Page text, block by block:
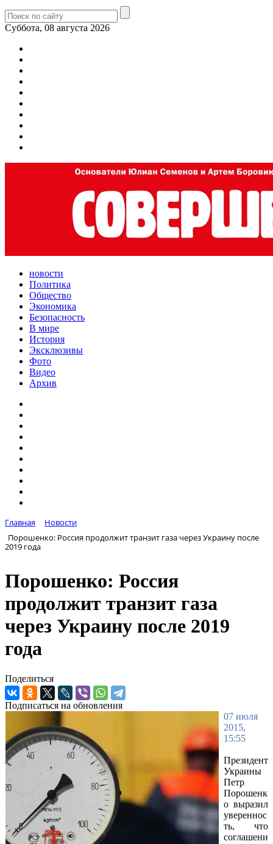
Суббота, 08 августа 2026
новости
Политика
Общество
Экономика
Безопасность
В мире
История
Эксклюзивы
Фото
Видео
Архив
Главная
Новости
Порошенко: Россия продолжит транзит газа через Украину после
2019 года
Порошенко: Россия
продолжит транзит газа
через Украину после 2019
года
Поделиться
Подписаться на обновления
07 июля
2015,
15:55
Президент
Украины
Петр
Порошенк
о выразил
увереннос
ть, что
соглашени